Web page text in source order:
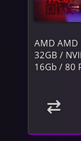
AMD AMD
32GB /
16Gb / 80